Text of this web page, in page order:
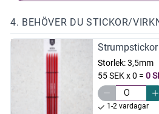
4. BEHÖVER DU STICKOR/
Storlek:3,5mm
55 SEK x 0 = 0
1-2 vardagar